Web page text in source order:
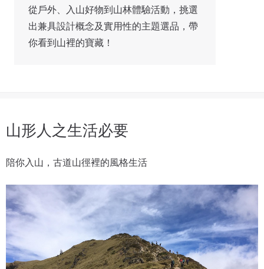
從戶外、入山好物到山林體驗活動，挑選
出兼具設計概念及實用性的主題選品，帶
你看到山裡的寶藏！
山形人之生活必要
陪你入山，古道山徑裡的風格生活